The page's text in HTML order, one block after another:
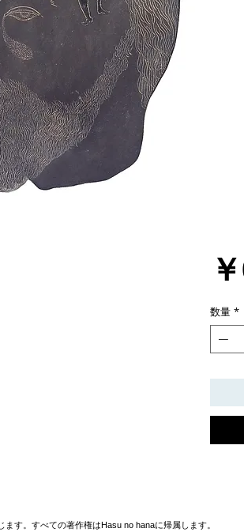
数量 *
す。すべての著作権はHasu no hanaに帰属します。